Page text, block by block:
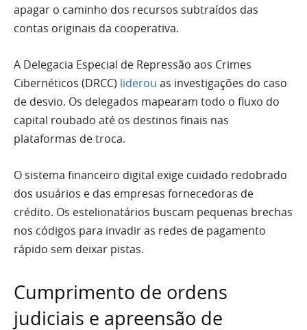
apagar o caminho dos recursos subtraídos das
contas originais da cooperativa.
A Delegacia Especial de Repressão aos Crimes
Cibernéticos (DRCC) liderou as investigações do caso
de desvio. Os delegados mapearam todo o fluxo do
capital roubado até os destinos finais nas
plataformas de troca.
O sistema financeiro digital exige cuidado redobrado
dos usuários e das empresas fornecedoras de
crédito. Os estelionatários buscam pequenas brechas
nos códigos para invadir as redes de pagamento
rápido sem deixar pistas.
Cumprimento de ordens
judiciais e apreensão de